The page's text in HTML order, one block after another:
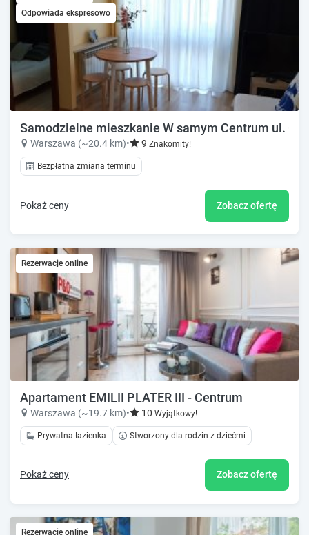
Odpowiada ekspresowo
Samodzielne mieszkanie W samym Centrum ul.
Warszawa (~20.4 km)• 9 Znakomity!
Bezpłatna zmiana terminu
Pokaż ceny Zobacz ofertę
Rezerwacje online
Apartament EMILII PLATER III - Centrum
Warszawa (~19.7 km)• 10 Wyjątkowy!
Prywatna łazienka Stworzony dla rodzin z dziećmi
Pokaż ceny Zobacz ofertę
Rezerwacje online